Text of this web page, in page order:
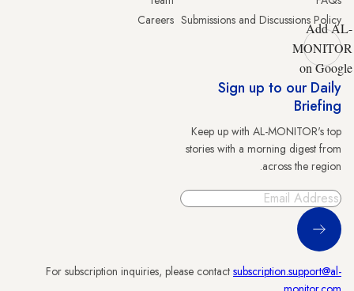
Submissions and Discussions Policy
Careers
Add AL-
MONITOR
on Google
Sign up to our Daily
Briefing
Keep up with AL-MONITOR's top
stories with a morning digest from
across the region.
Sign Up
For subscription inquiries, please contact subscription.support@al-